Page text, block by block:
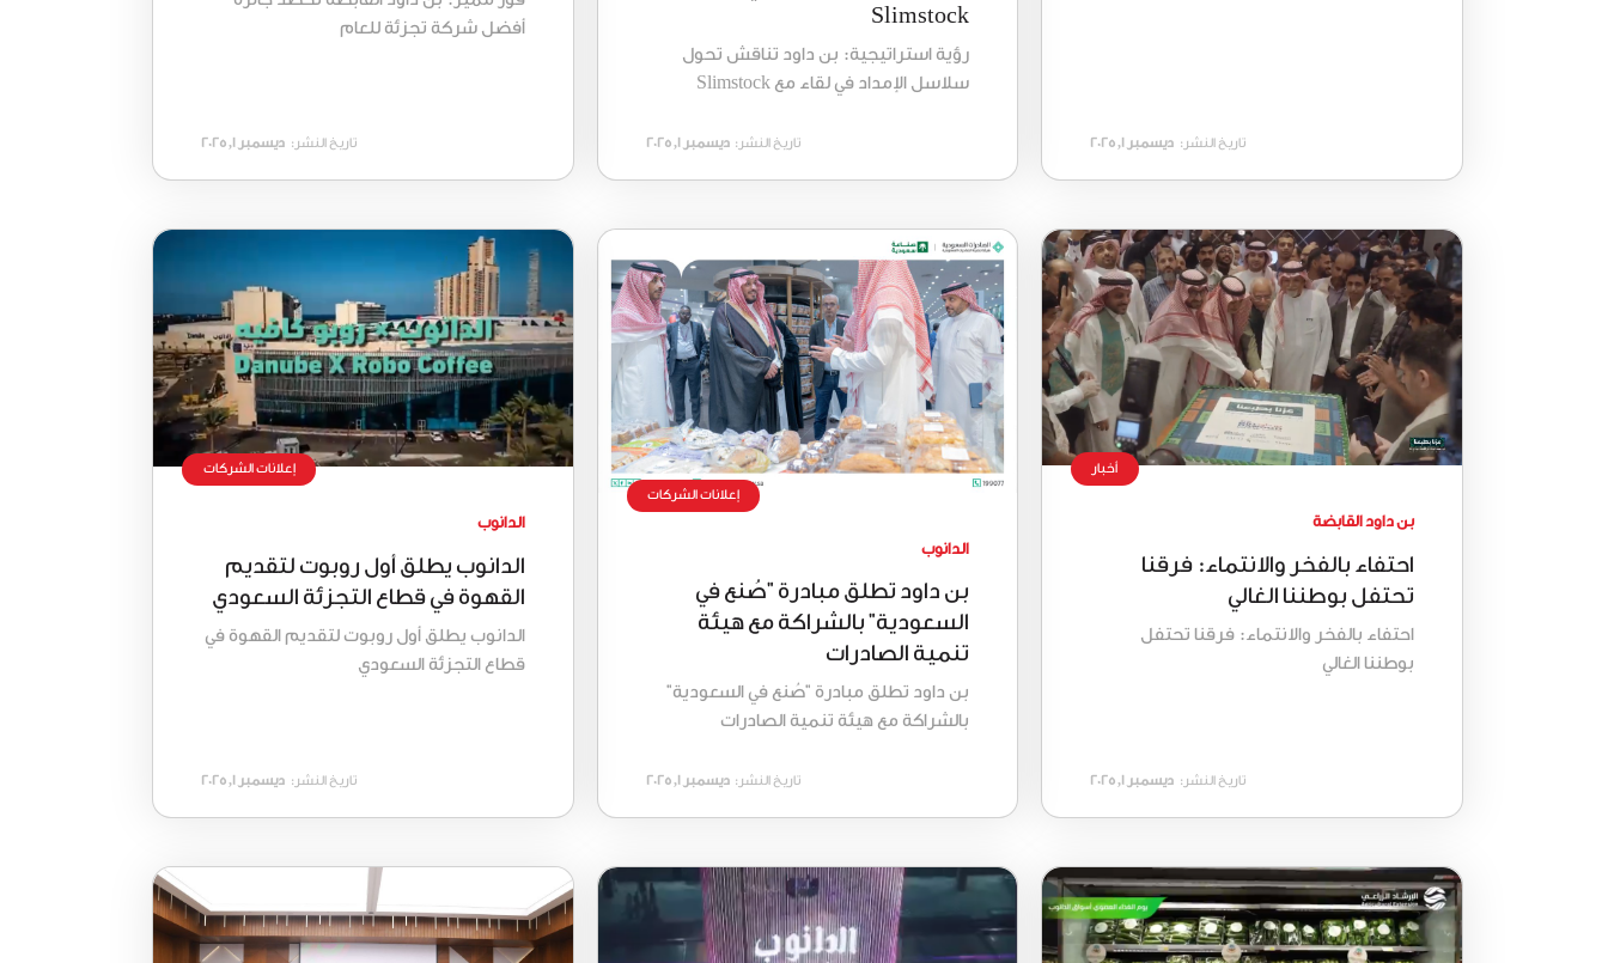
تاريخ النشر: ديسمبر 1, 2025
Slimstock
رؤية استراتيجية: بن داود تناقش تحول
سلاسل الإمداد في لقاء مع Slimstock
تاريخ النشر: ديسمبر 1, 2025
أفضل شركة تجزئة للعام
تاريخ النشر: ديسمبر 1, 2025
أخبار
بن داود القابضة
احتفاء بالفخر والانتماء: فرقنا
تحتفل بوطننا الغالي
احتفاء بالفخر والانتماء: فرقنا تحتفل
بوطننا الغالي
تاريخ النشر: ديسمبر 1, 2025
إعلانات الشركات
الدانوب
بن داود تطلق مبادرة "صُنع في
السعودية" بالشراكة مع هيئة
تنمية الصادرات
بن داود تطلق مبادرة "صُنع في السعودية"
بالشراكة مع هيئة تنمية الصادرات
تاريخ النشر: ديسمبر 1, 2025
إعلانات الشركات
الدانوب
الدانوب يطلق أول روبوت لتقديم
القهوة في قطاع التجزئة السعودي
الدانوب يطلق أول روبوت لتقديم القهوة في
قطاع التجزئة السعودي
تاريخ النشر: ديسمبر 1, 2025